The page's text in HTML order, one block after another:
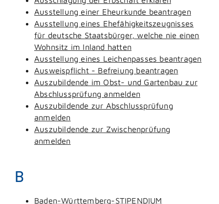
Ausstellung einer Eheurkunde beantragen
Ausstellung eines Ehefähigkeitszeugnisses
für deutsche Staatsbürger, welche nie einen
Wohnsitz im Inland hatten
Ausstellung eines Leichenpasses beantragen
Ausweispflicht - Befreiung beantragen
Auszubildende im Obst- und Gartenbau zur
Abschlussprüfung anmelden
Auszubildende zur Abschlussprüfung
anmelden
Auszubildende zur Zwischenprüfung
anmelden
B
Baden-Württemberg-STIPENDIUM